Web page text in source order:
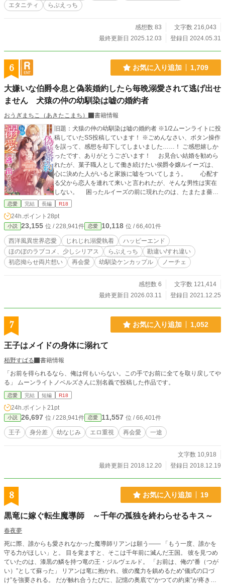
事情で離れざるを得なかったワケありな2人が再会して、子ど
アルファポリス先行作品。 （ムーンライトノベルズには7月
エタニティ らぶえっち
感想数 83
文字数 216,043
最終更新日 2025.12.03
登録日 2024.05.31
6 お気に入り追加 1,709
大嫌いな伯爵令息と偽装婚約したら毎晩溺愛されて逃げ出せ
ません 犬猿の仲の幼馴染は嘘の婚約者
おうぎまちこ（あきたこまち）
書籍情報
旧題：犬猿の仲の幼馴染は嘘の婚約者 ※1/2ムーンライトに投
稿していたSS投稿しています！ ※ごめんなさい、ボタン操作
を誤って、感想を却下してしまいました……！ ご感想嬉しか
ったです、ありがとうございます！ お見合い結婚を勧めら
れたが、菓子職人として働き続けたい侯爵令嬢ルイーズは、
心に決めた人がいると家族に嘘をついてしまう。 心配す
る父から恋人を連れて来いと言われたが、そんな男性は実在
しない。 困ったルイーズの前に現れたのは、たまたま薔薇
を持って、屋敷の門の前に立っていた幼馴染のギルフォー
昔フラれてからは気まずいままになっていた彼。 貴族であ
りながら自力で大富豪に成り上がったギルフォードに対し
て、窮地を逃れたいルイーズは、咄嗟に恋人役を頼むことに
したのだけれど――？ 「もちろん礼は、身体で払ってくれる
んだろうな？」 ※R18には※ ※作者にしては珍しく、家族に
溺愛されて育ったヒーローヒロインによる、ほのぼのゆるふ
本編30話＋α ※ムーンライトノベルズ様の完結作です。 ※ギ
ルフォードの両親「かつて私を愛した夫はもういない」 ※ル
ーズ出生のエピソードを追加していますので、お時間おあり
の方はどうぞよろしくお願いいたします♪
恋愛 完結 長編 R18
24h.ポイント 28pt
小説 23,155 位 / 228,941件 恋愛 10,118 位 / 66,401件
西洋風異世界恋愛 じれじれ溺愛執着
ハッピーエンド
ほのぼのラブコメ、少しシリアス
らぶえっち
勘違い/すれ違い
初恋拗らせ両片想い
再会愛 幼馴染ケンカップル ノーチェ
感想数 6
文字数 121,414
最終更新日 2026.03.11
登録日 2021.12.25
7 お気に入り追加 1,052
王子はメイドの身体に溺れて
栢野すばる
書籍情報
「お前を得られるなら、俺は何もいらない。この手でお前に全てを取り戻してや
る」 ムーンライトノベルズさんに別名義で投稿した作品です。
恋愛 完結 短編 R18
24h.ポイント 21pt
小説 26,697 位 / 228,941件 恋愛 11,557 位 / 66,401件
王子 身分差 幼なじみ エロ重視 再会愛 一途
文字数 10,918
最終更新日 2018.12.20
登録日 2018.12.19
8 お気に入り追加 19
黒竜に嫁ぐ転生魔導師 ～千年の孤独を終わらせるキス～
春夜夢
死に際、誰からも愛されなかった魔導師リアンは願う―― 「もう一度、誰かを
守る力がほしい」と。 目を覚ますと、そこは千年前に滅んだ王国。 彼を見つめ
ていたのは、漆黒の鱗を持つ竜の王・ジルヴェルド。 「お前は、俺の“番（つが
い）”として蘇った」 リアンは竜に抱かれ、彼の魔力を鎮めるため“儀式の口づ
け”を強要される。 だが触れ合うたびに、記憶の奥底で“かつての約束”が疼き始